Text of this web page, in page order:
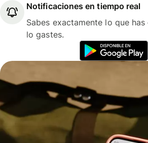
Notificaciones en tiempo real
Sabes exactamente lo que
lo gastes.